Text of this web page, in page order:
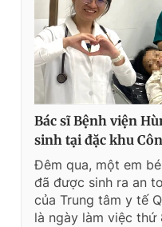
Bác sĩ Bệnh viện
sinh tại đặc khu
Đêm qua, một em
đã được sinh ra an
của Trung tâm y tế
là ngày làm việc thứ